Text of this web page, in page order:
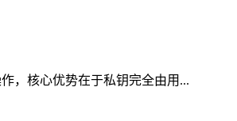
，核心优势在于私钥完全由用...